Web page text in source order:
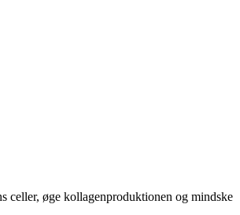
celler, øge kollagenproduktionen og mindske